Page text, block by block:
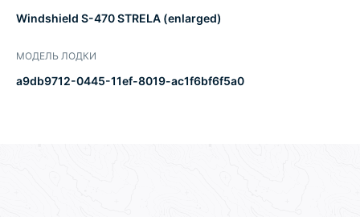
Windshield S-470 STRELA (enlarged)
МОДЕЛЬ ЛОДКИ
a9db9712-0445-11ef-8019-ac1f6bf6f5a0